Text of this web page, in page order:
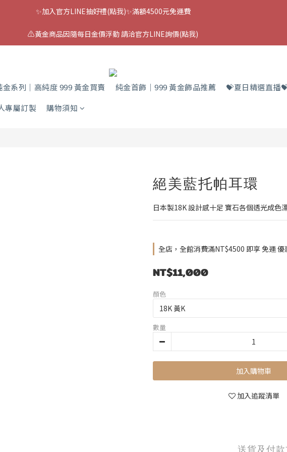
✨加入官方LINE抽好禮(點我)✨滿額4500元免運費
⚠️黃金商品因隨每日金價浮動 請洽官方LINE詢價(點我)
金系列｜高純度 999 黃金買賣 純金首飾｜999 黃金飾品推薦 💝夏日精選直播
專屬訂製
購物須知
絕美藍托帕耳環
日本製18K 設計感十足 寶石各個透光成色
全店，全館消費滿NT$4500 即享 免運 優
NT$11,000
顏色
數量
加入購物車
加入追蹤清單